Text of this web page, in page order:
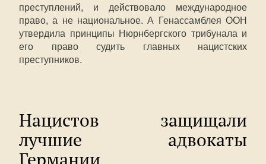
преступлений, и действовало международное
право, а не национальное. А Генассамблея ООН
утвердила принципы Нюрнбергского трибунала и
его право судить главных нацистских
преступников.
Нацистов защищали
лучшие адвокаты
Германии